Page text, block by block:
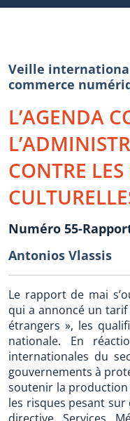
Veille
commerce
L’AGENDA
CONTRE
Numéro 55-
Antonios Vlassis
Le rapport de mai
qui a annoncé un
étrangers », les
nationale. En
internationales du
gouvernements à
soutenir la
les risques pesant